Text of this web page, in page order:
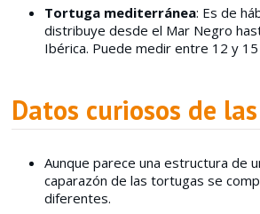
Tortuga mediterránea: Es de
distribuye desde el Mar Negro
Ibérica. Puede medir entre 12 y 15
Datos curiosos de
Aunque parece una estructura de
caparazón de las tortugas se
diferentes.